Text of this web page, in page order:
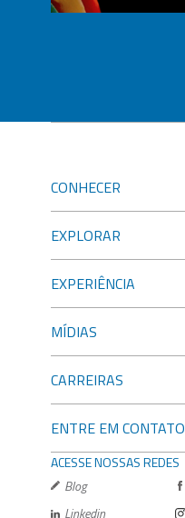
CONHECER
EXPLORAR
EXPERIÊNCIA
MÍDIAS
CARREIRAS
ENTRE EM CONTATO
ACESSE NOSSAS REDES
Blog
Linkedin